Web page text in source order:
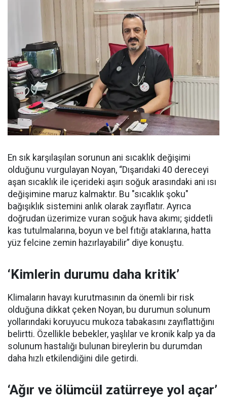
En sık karşılaşılan sorunun ani sıcaklık değişimi
olduğunu vurgulayan Noyan, “Dışarıdaki 40 dereceyi
aşan sıcaklık ile içerideki aşırı soğuk arasındaki ani ısı
değişimine maruz kalmaktır. Bu "sıcaklık şoku"
bağışıklık sistemini anlık olarak zayıflatır. Ayrıca
doğrudan üzerimize vuran soğuk hava akımı; şiddetli
kas tutulmalarına, boyun ve bel fıtığı ataklarına, hatta
yüz felcine zemin hazırlayabilir” diye konuştu.
‘Kimlerin durumu daha kritik’
Klimaların havayı kurutmasının da önemli bir risk
olduğuna dikkat çeken Noyan, bu durumun solunum
yollarındaki koruyucu mukoza tabakasını zayıflattığını
belirtti. Özellikle bebekler, yaşlılar ve kronik kalp ya da
solunum hastalığı bulunan bireylerin bu durumdan
daha hızlı etkilendiğini dile getirdi.
‘Ağır ve ölümcül zatürreye yol açar’